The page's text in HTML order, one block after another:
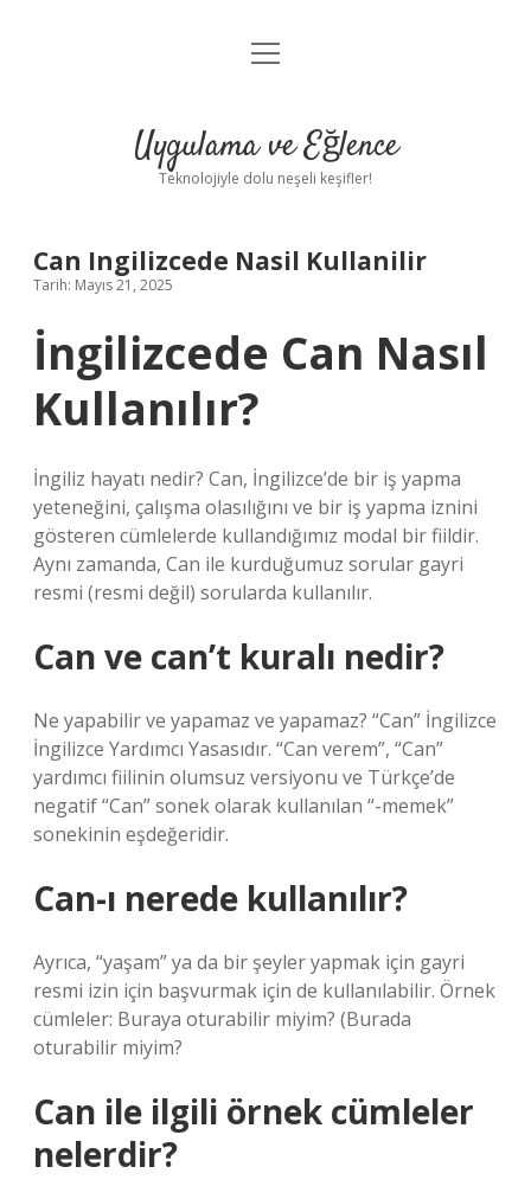
Anasayfa
Yasal Uyarı
menüyü
Uygulama ve Eğlence
Teknolojiyle dolu neşeli keşifler!
Can Ingilizcede Nasil Kullanilir
Tarih: Mayıs 21, 2025
İngilizcede Can Nasıl
Kullanılır?
İngiliz hayatı nedir? Can, İngilizce’de bir iş yapma
yeteneğini, çalışma olasılığını ve bir iş yapma iznini
gösteren cümlelerde kullandığımız modal bir fiildir.
Aynı zamanda, Can ile kurduğumuz sorular gayri
resmi (resmi değil) sorularda kullanılır.
Can ve can’t kuralı nedir?
Ne yapabilir ve yapamaz ve yapamaz? “Can” İngilizce
İngilizce Yardımcı Yasasıdır. “Can verem”, “Can”
yardımcı fiilinin olumsuz versiyonu ve Türkçe’de
negatif “Can” sonek olarak kullanılan “-memek”
sonekinin eşdeğeridir.
Can-ı nerede kullanılır?
Ayrıca, “yaşam” ya da bir şeyler yapmak için gayri
resmi izin için başvurmak için de kullanılabilir. Örnek
cümleler: Buraya oturabilir miyim? (Burada
oturabilir miyim?
Can ile ilgili örnek cümleler
nelerdir?